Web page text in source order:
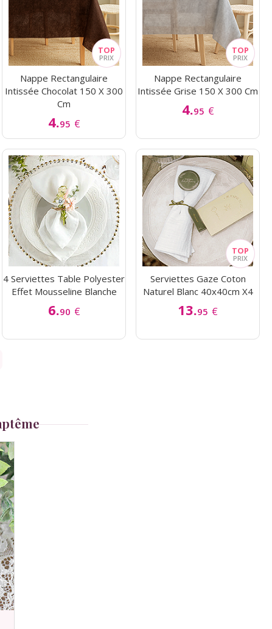
Nappe Rectangulaire
Intissée Chocolat 150 X 300
Cm
4.95 €
Nappe Rectangulaire
Intissée Grise 150 X 300 Cm
4.95 €
4 Serviettes Table Polyester
Effet Mousseline Blanche
6.90 €
Serviettes Gaze Coton
Naturel Blanc 40x40cm X4
13.95 €